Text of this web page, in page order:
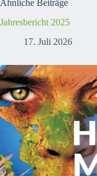
Ähnliche Beiträge
Jahresbericht 2025
17. Juli 2026